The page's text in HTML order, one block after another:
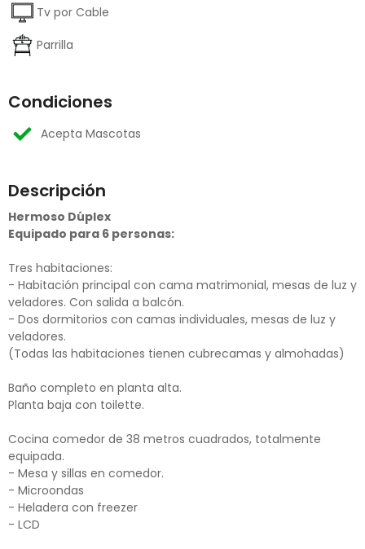
Tv por Cable
Parrilla
Condiciones
Acepta Mascotas
Descripción
Hermoso Dúplex
Equipado para 6 personas:
Tres habitaciones:
- Habitación principal con cama matrimonial, mesas de luz y
veladores. Con salida a balcón.
- Dos dormitorios con camas individuales, mesas de luz y
veladores.
(Todas las habitaciones tienen cubrecamas y almohadas)
Baño completo en planta alta.
Planta baja con toilette.
Cocina comedor de 38 metros cuadrados, totalmente
equipada.
- Mesa y sillas en comedor.
- Microondas
- Heladera con freezer
- LCD